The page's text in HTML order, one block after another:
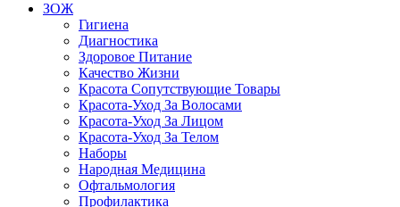
ЗОЖ
Гигиена
Диагностика
Здоровое Питание
Качество Жизни
Красота Сопутствующие Товары
Красота-Уход За Волосами
Красота-Уход За Лицом
Красота-Уход За Телом
Наборы
Народная Медицина
Офтальмология
Профилактика